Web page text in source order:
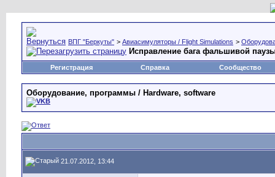
ВПГ "Беркуты" > Авиасимуляторы / Flight Simulations >
Исправление бага фальшивой
Регистрация Справка Сообщество
Оборудование, программы / Hardware, software
21.07.2012, 13:44